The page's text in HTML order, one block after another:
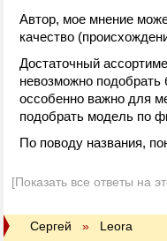
Автор, мое мнение
качество
Достаточный
невозможно
оссобенно важно для
подобрать модель по
По поводу названия,
[Показать все ответы на
Сергей » Leora